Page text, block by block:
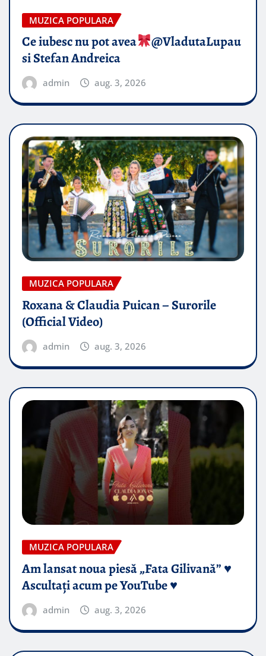
MUZICA POPULARA
Ce iubesc nu pot avea
​@VladutaLupau
si Stefan Andreica
admin aug. 3, 2026
MUZICA POPULARA
Roxana & Claudia Puican – Surorile
(Official Video)
admin aug. 3, 2026
MUZICA POPULARA
Am lansat noua piesă „Fata Gilivană” ♥️
Ascultați acum pe YouTube ♥️
admin aug. 3, 2026